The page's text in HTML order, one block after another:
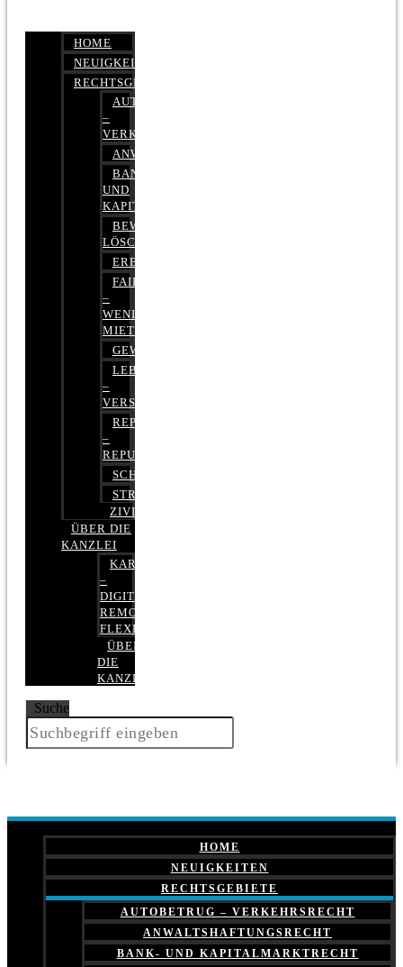
HOME
NEUIGKEITEN
RECHTSGEBIETE
AUTOBETRUG
–
VERKEHRSRECHT
ANWALTSHAFTUNGSRECHT
BANK-
UND
KAPITALMARKTRECHT
BEWERTUNGEN
LÖSCHEN
ERBRECHT
FAIRMIETEN
–
WENIGER
MIETE
GEWERBERECHT
LEBENSVERSICHERUNG
–
VERSICHERUNGSRECHT
REPUTATIONSRECHT
–
REPUTATIONSMANAGEMENT
SCHUFARECHT
STRAFRECHT
ZIVILRECHT
ÜBER DIE
KANZLEI
KARRIERE
–
DIGITAL,
REMOTE,
FLEXIBEL
ÜBER
DIE
KANZLEI
Suche
HOME
NEUIGKEITEN
RECHTSGEBIETE
AUTOBETRUG – VERKEHRSRECHT
ANWALTSHAFTUNGSRECHT
BANK- UND KAPITALMARKTRECHT